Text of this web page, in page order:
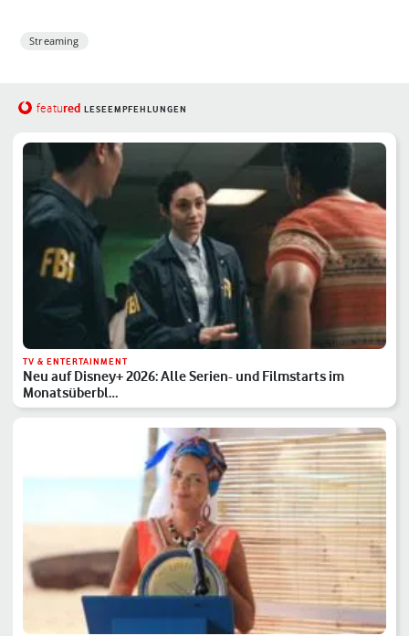
Streaming
featured LESEEMPFEHLUNGEN
TV & ENTERTAINMENT
Neu auf Disney+ 2026: Alle Serien- und Filmstarts im
Monatsüberbl…